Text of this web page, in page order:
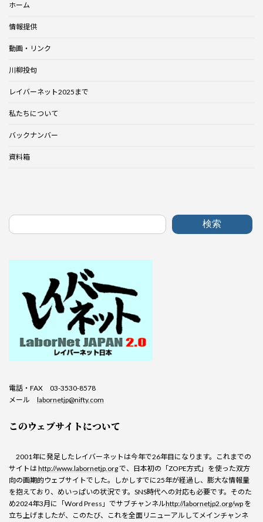
ホーム
情報提供
動画・リンク
川柳投句
レイバーネット2025まで
私たちについて
バックナンバー
資料箱
検索
電話・FAX 03-3530-8578
メール labornetjp@nifty.com
このウェブサイトについて
2001年に発足したレイバーネットは今年で26年目になります。これまでの
サイトはhttp://www.labornetjp.orgで、日本初の「ZOPE方式」を使った双方
向の画期的ウェブサイトでした。しかしすでに25年が経過し、膨大な情報量
を抱えており、めいっぱいの状況です。SNS時代への対応も必要です。そのた
め2024年3月に「Word Press」でサブチャンネルhttp://labornetjp2.org/wp を
立ち上げましたが、このたび、これを全面リニューアルしてメインチャンネ